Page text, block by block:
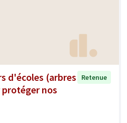
d'écoles (arbres
nos
Retenue